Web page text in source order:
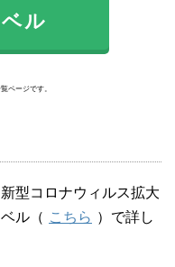
ベル
ページです。
型コロナウィルス拡大
ル（ こちら ）で詳し